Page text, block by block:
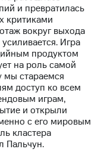
и превратилась
критиками
вокруг выхода
Игра
продуктом
на роль самой
мы стараемся
доступ ко всем
играм,
и открыли
с его мировым
кластера
Пальчун.